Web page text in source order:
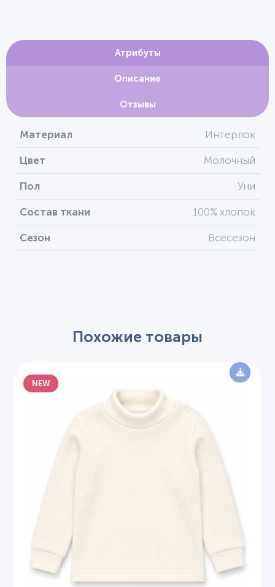
Атрибуты
Описание
Отзывы
Материал Интерлок
Цвет Молочный
Пол Уни
Состав ткани 100% хлопок
Сезон Всесезон
Похожие товары
NEW